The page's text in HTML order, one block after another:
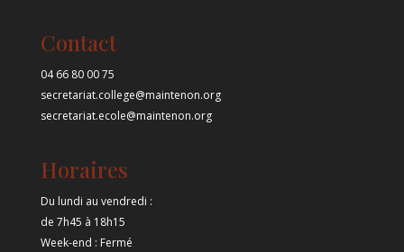
Contact
04 66 80 00 75
secretariat.college@maintenon.org
secretariat.ecole@maintenon.org
Horaires
Du lundi au vendredi :
de 7h45 à 18h15
Week-end : Fermé